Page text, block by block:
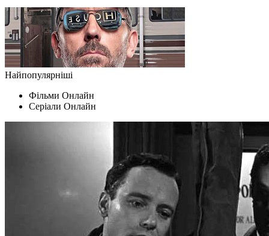
Найпопулярніші
Фільми Oнлайн
Серіали Oнлайн